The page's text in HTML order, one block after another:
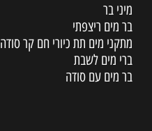
מיני בר
בר מים ריצפתי
מתקני מים תת כיורי חם קר סודה
ברי מים לשבת
בר מים עם סודה